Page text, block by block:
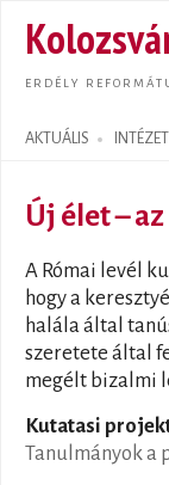
ERDÉLY
AKTUÁLIS INTÉZET
Search form
Új élet –
A Római levél
hogy a
halála által
szeretete által
megélt bizalmi
Kutatasi
Tanulmányok a